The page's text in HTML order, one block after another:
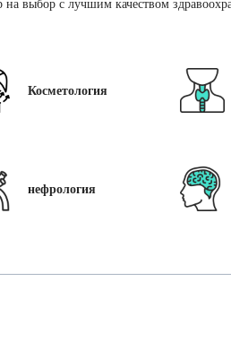
Косметология
нефрология